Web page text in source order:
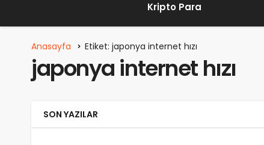
Kripto Para
Anasayfa Etiket: japonya internet hızı
japonya internet hızı
SON YAZILAR